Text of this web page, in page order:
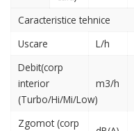
Caracteristice tehnice
Uscare
L/h
Debit(corp
interior
(Turbo/Hi/Mi/Low)
m3/h
Zgomot (corp